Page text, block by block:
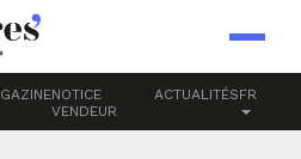
NOTICE
VENDEUR
ACTUALITÉSFR